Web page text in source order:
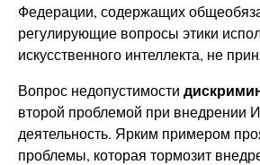
Федерации, содержащих
регулирующие вопросы этики
искусственного интеллекта, не
Вопрос недопустимости
второй проблемой при внедрении
деятельность. Ярким примером
проблемы, которая тормозит